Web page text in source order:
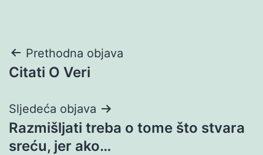
Navigacija
objava
Prethodna objava
Citati O Veri
Sljedeća objava
Razmišljati treba o tome što stvara
sreću, jer ako…